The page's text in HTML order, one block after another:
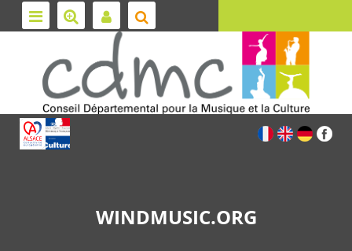
WINDMUSIC.ORG